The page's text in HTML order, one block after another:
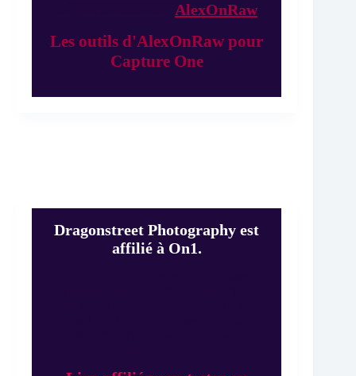
AlexOnRaw
Les outils d'AlexOnRaw pour
Capture One
Dragonstreet Photography est
affilié à On1.